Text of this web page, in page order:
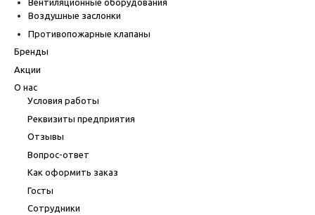
Вентиляционные оборудования
Воздушные заслонки
Противопожарные клапаны
Бренды
Акции
О нас
Условия работы
Реквизиты предприятия
Отзывы
Вопрос-ответ
Как оформить заказ
Госты
Сотрудники